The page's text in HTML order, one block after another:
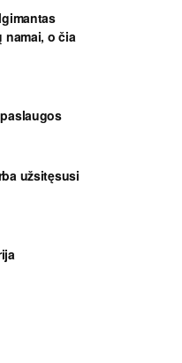
namai, o čia
užsitęsusi